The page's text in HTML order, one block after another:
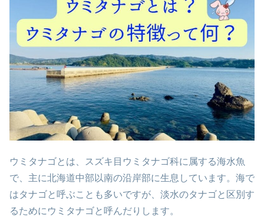
ウミタナゴとは、スズキ目ウミタナゴ科に属する海水魚
で、主に北海道中部以南の沿岸部に生息しています。海で
はタナゴと呼ぶことも多いですが、淡水のタナゴと区別す
るためにウミタナゴと呼んだりします。